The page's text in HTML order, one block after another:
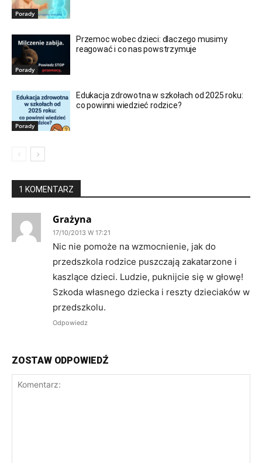
Porady
Porady
Przemoc wobec dzieci: dlaczego musimy
reagować i co nas powstrzymuje
Porady
Edukacja zdrowotna w szkołach od 2025 roku:
co powinni wiedzieć rodzice?
1 KOMENTARZ
Grażyna
17/10/2013 W 17:21
Nic nie pomoże na wzmocnienie, jak do
przedszkola rodzice puszczają zakatarzone i
kaszlące dzieci. Ludzie, puknijcie się w głowę!
Szkoda własnego dziecka i reszty dzieciaków w
przedszkolu.
Odpowiedz
ZOSTAW ODPOWIEDŹ